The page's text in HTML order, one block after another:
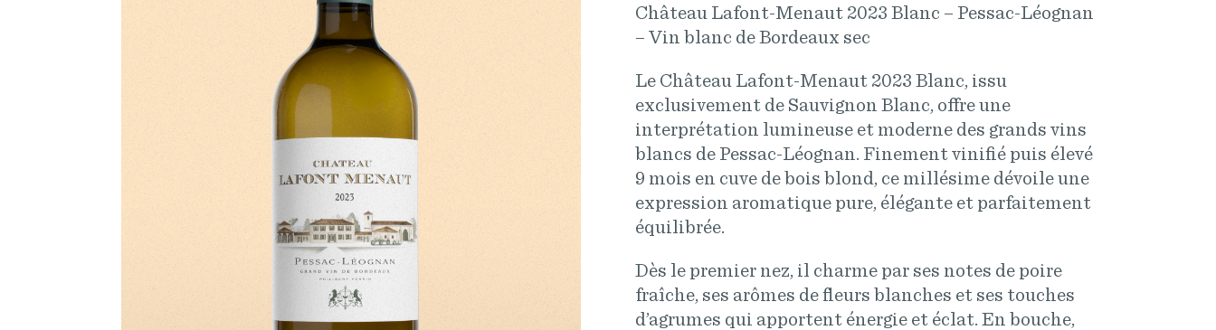
Château Lafont-Menaut 2023 Blanc – Pessac-Léognan
– Vin blanc de Bordeaux sec
Le Château Lafont-Menaut 2023 Blanc, issu
exclusivement de Sauvignon Blanc, offre une
interprétation lumineuse et moderne des grands vins
blancs de Pessac-Léognan. Finement vinifié puis élevé
9 mois en cuve de bois blond, ce millésime dévoile une
expression aromatique pure, élégante et parfaitement
équilibrée.
Dès le premier nez, il charme par ses notes de poire
fraîche, ses arômes de fleurs blanches et ses touches
d’agrumes qui apportent énergie et éclat. En bouche,